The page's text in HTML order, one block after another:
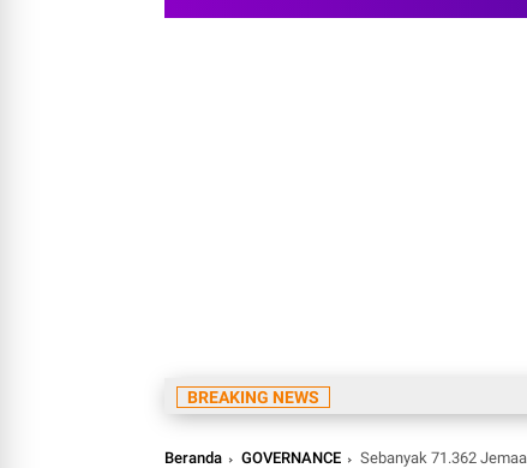
BREAKING NEWS
Beranda GOVERNANCE Sebanyak 71.362